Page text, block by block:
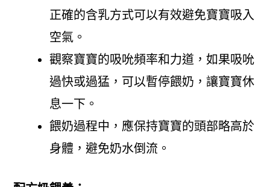
正確的含乳方式可以有效避免寶寶吸入
空氣。
觀察寶寶的吸吮頻率和力道，如果吸吮
過快或過猛，可以暫停餵奶，讓寶寶休
息一下。
餵奶過程中，應保持寶寶的頭部略高於
身體，避免奶水倒流。